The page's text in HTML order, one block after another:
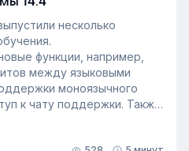
несколько
функции, например,
между языковыми
моноязычного
к чату поддержки. Также